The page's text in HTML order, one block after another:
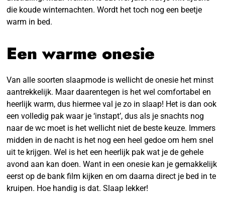
die koude winternachten. Wordt het toch nog een beetje
warm in bed.
Een warme onesie
Van alle soorten slaapmode is wellicht de onesie het minst
aantrekkelijk. Maar daarentegen is het wel comfortabel en
heerlijk warm, dus hiermee val je zo in slaap! Het is dan ook
een volledig pak waar je ‘instapt’, dus als je snachts nog
naar de wc moet is het wellicht niet de beste keuze. Immers
midden in de nacht is het nog een heel gedoe om hem snel
uit te krijgen. Wel is het een heerlijk pak wat je de gehele
avond aan kan doen. Want in een onesie kan je gemakkelijk
eerst op de bank film kijken en om daarna direct je bed in te
kruipen. Hoe handig is dat. Slaap lekker!